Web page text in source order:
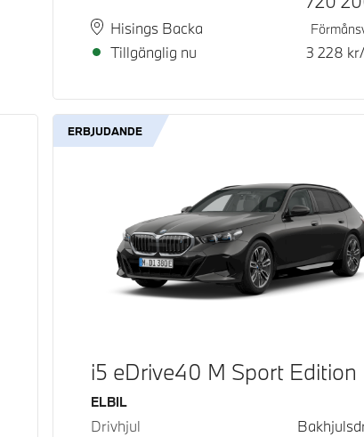
PlatsHisings Backa
Leveranstid
Tillgänglig nu
3 228
ERBJUDANDE
i5 eDrive40 M Sport Edition
Bränsle
ELBIL
Drivhjul